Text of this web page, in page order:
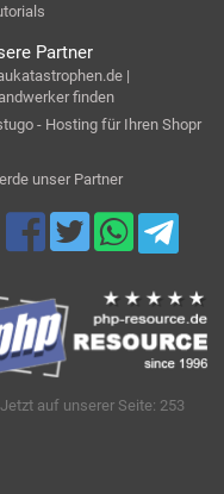
Partner
|
finden
- Hosting für Ihren Shopr
unser Partner
Jetzt auf unserer Seite: 253